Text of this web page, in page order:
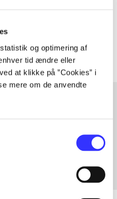
og optimering af
tid ændre eller
at klikke på ”Cookies” i
mere om de anvendte